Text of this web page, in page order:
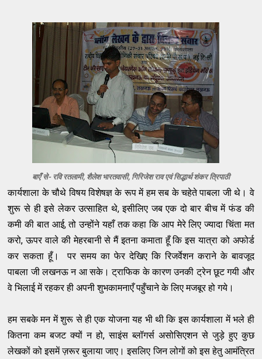
बाएँ से- रवि रतलामी, शैलेश भारतवासी, गिरिजेश राव एवं सिद्धार्थ शंकर त्रिपाठी
कार्यशाला के चौथे विषय विशेषज्ञ के रूप में हम सब के चहेते पाबला जी थे। वे
शुरू से ही इसे लेकर उत्साहित थे, इसीलिए जब एक दो बार बीच में फंड की
कमी की बात आई, तो उन्होंने यहाँ तक कहा कि आप मेरे लिए ज्यादा चिंता मत
करो, ऊपर वाले की मेहरबानी से मैं इतना कमाता हूँ कि इस यात्रा को अफोर्ड
कर सकता हूँ। पर समय का फेर देखिए कि रिजर्वेशन कराने के बावजूद
पाबला जी लखनऊ न आ सके। ट्राफिक के कारण उनकी ट्रेन छूट गयी और
वे भिलाई में रहकर ही अपनी शुभकामनाएँ पहुँचाने के लिए मजबूर हो गये।
हम सबके मन में शुरू से ही एक योजना यह भी थी कि इस कार्यशाला में भले ही
कितना कम बजट क्यों न हो, साइंस ब्लॉगर्स असोसिएशन से जुड़े हुए कुछ
लेखकों को इसमें ज़रूर बुलाया जाए। इसलिए जिन लोगों को इस हेतु आमंत्रित